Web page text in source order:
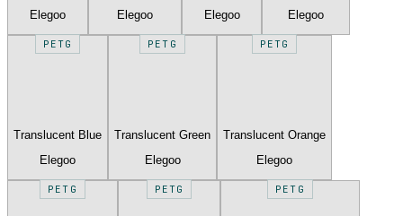
Elegoo
Elegoo
Elegoo
Elegoo
PETG
Translucent Blue
Elegoo
PETG
Translucent Green
Elegoo
PETG
Translucent Orange
Elegoo
PETG PETG PETG